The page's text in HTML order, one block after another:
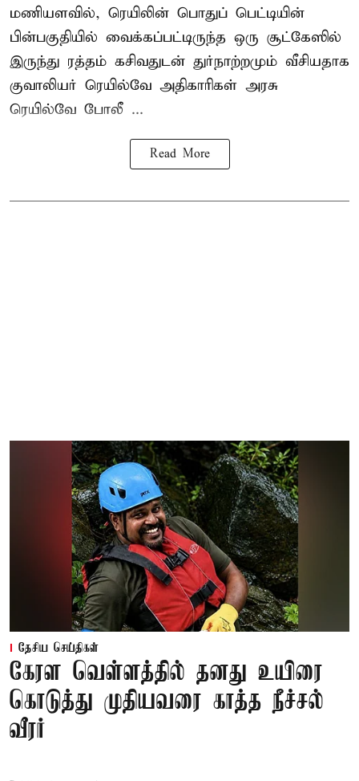
மணியளவில், ரெயிலின் பொதுப் பெட்டியின்
பின்பகுதியில் வைக்கப்பட்டிருந்த ஒரு சூட்கேஸில்
இருந்து ரத்தம் கசிவதுடன் துர்நாற்றமும் வீசியதாக
குவாலியர் ரெயில்வே அதிகாரிகள் அரசு
ரெயில்வே போலீ ...
Read More
தேசிய செய்திகள்
கேரள வெள்ளத்தில் தனது உயிரை
கொடுத்து முதியவரை காத்த நீச்சல்
வீரர்